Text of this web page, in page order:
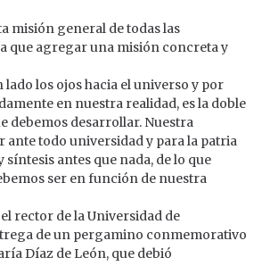
misión general de todas las
que agregar una misión concreta y
lado los ojos hacia el universo y por
en nuestra realidad, es la doble
debemos desarrollar. Nuestra
ante todo universidad y para la patria
síntesis antes que nada, de lo que
ser en función de nuestra
rector de la Universidad de
de un pergamino conmemorativo
Díaz de León, que debió